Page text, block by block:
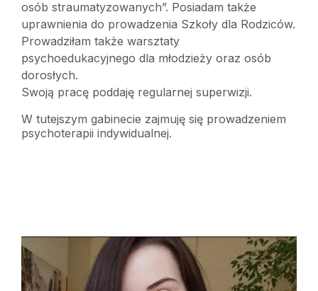
osób straumatyzowanych”. Posiadam także
uprawnienia do prowadzenia Szkoły dla Rodziców.
Prowadziłam także warsztaty
psychoedukacyjnego dla młodzieży oraz osób
dorosłych.
Swoją pracę poddaję regularnej superwizji.
W tutejszym gabinecie zajmuję się prowadzeniem
psychoterapii indywidualnej.